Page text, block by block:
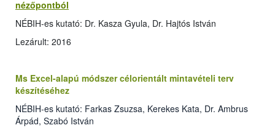
nézőpontból
NÉBIH-es kutató: Dr. Kasza Gyula, Dr. Hajtós István
Lezárult: 2016
Ms Excel-alapú módszer célorientált mintavételi terv
készítéséhez
NÉBIH-es kutató: Farkas Zsuzsa, Kerekes Kata, Dr. Ambrus
Árpád, Szabó István